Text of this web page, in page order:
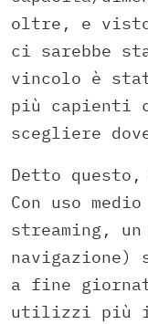
oltre, e visto
ci sarebbe
vincolo è
più capienti
scegliere
Detto
Con uso
streaming,
a fine
utilizzi più